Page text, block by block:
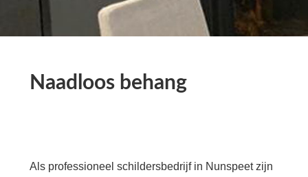
Naadloos behang
Als professioneel schildersbedrijf in Nunspeet zijn